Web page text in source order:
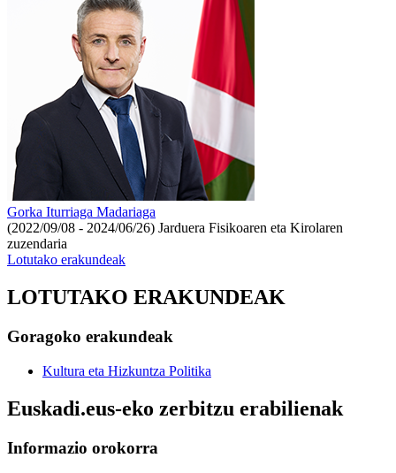
Gorka Iturriaga Madariaga
(2022/09/08 - 2024/06/26) Jarduera Fisikoaren eta Kirolaren
zuzendaria
Lotutako erakundeak
LOTUTAKO ERAKUNDEAK
Goragoko erakundeak
Kultura eta Hizkuntza Politika
Euskadi.eus-eko zerbitzu erabilienak
Informazio orokorra